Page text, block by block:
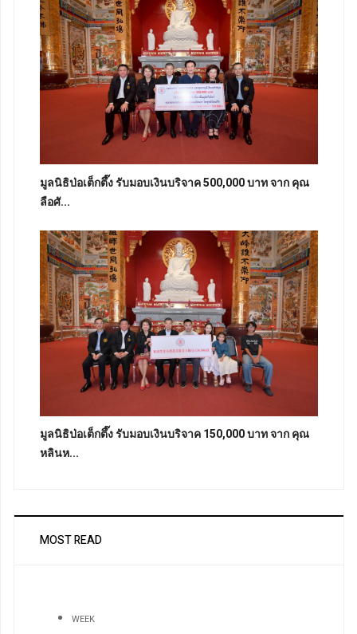
มูลนิธิป่อเต็กตึ๊ง รับมอบเงินบริจาค 500,000 บาท จาก คุณ
ลือศั...
มูลนิธิป่อเต็กตึ๊ง รับมอบเงินบริจาค 150,000 บาท จาก คุณ
หลินห...
MOST READ
WEEK